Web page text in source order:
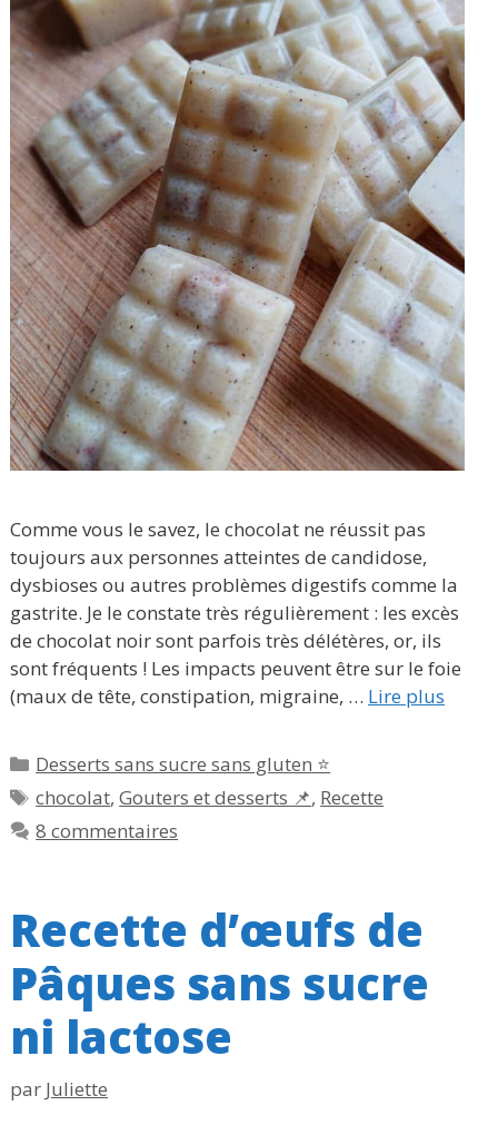
Comme vous le savez, le chocolat ne réussit pas
toujours aux personnes atteintes de candidose,
dysbioses ou autres problèmes digestifs comme la
gastrite. Je le constate très régulièrement : les excès
de chocolat noir sont parfois très délétères, or, ils
sont fréquents ! Les impacts peuvent être sur le foie
(maux de tête, constipation, migraine, … Lire plus
Catégories
Desserts sans sucre sans gluten ⭐
Étiquettes
chocolat,Gouters et desserts 📌, Recette
8 commentaires
Recette d’œufs de
Pâques sans sucre
ni lactose
par Juliette